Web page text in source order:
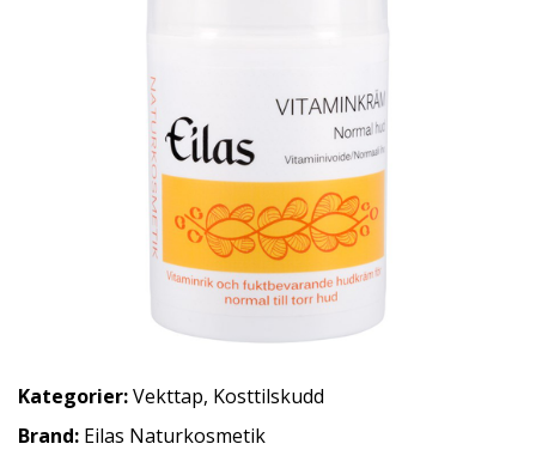
Kategorier:Vekttap, Kosttilskudd
Brand: Eilas Naturkosmetik